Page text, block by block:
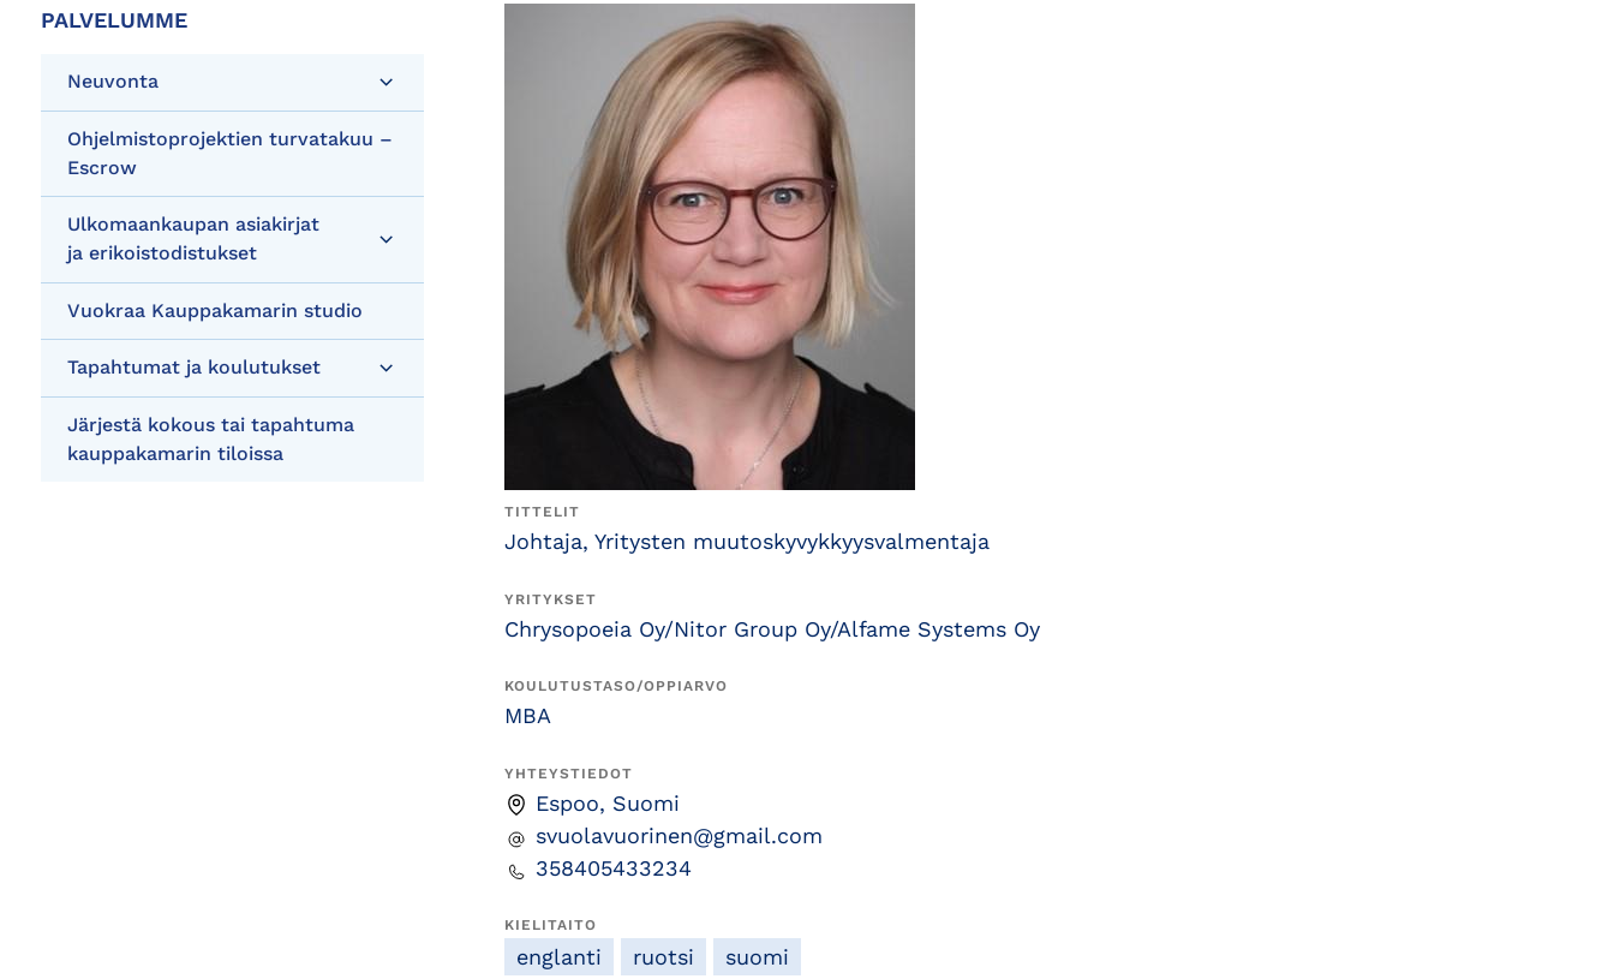
TITTELIT
Johtaja, Yritysten muutoskyvykkyysvalmentaja
YRITYKSET
Chrysopoeia Oy/Nitor Group Oy/Alfame Systems Oy
KOULUTUSTASO/OPPIARVO
MBA
YHTEYSTIEDOT
Espoo, Suomi
svuolavuorinen@gmail.com
358405433234
KIELITAITO
englanti ruotsi suomi
PALVELUMME
Neuvonta
Ohjelmistoprojektien turvatakuu –
Escrow
Ulkomaankaupan asiakirjat
ja erikoistodistukset
Vuokraa Kauppakamarin studio
Tapahtumat ja koulutukset
Järjestä kokous tai tapahtuma
kauppakamarin tiloissa